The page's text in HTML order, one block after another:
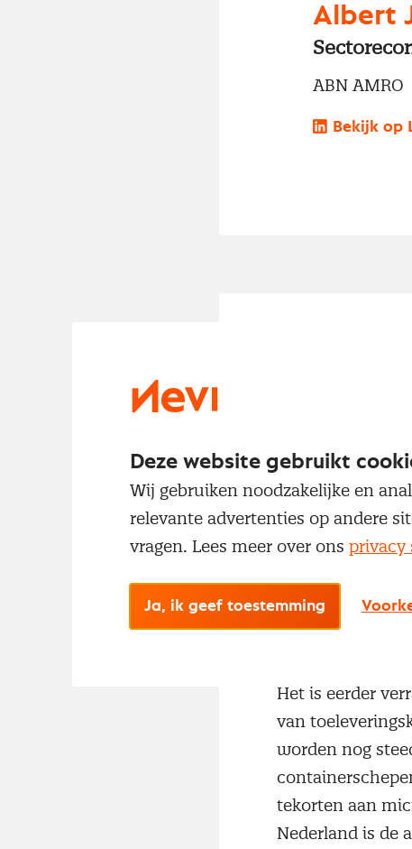
Albert
ABN AMRO
Bekijk op
dan gedurende
Nederlandse
erop duidt dat
verrassing. De
Het is eerder
van
worden nog
tekorten aan
Nederland is de
Deze website gebruikt
Wij gebruiken noodzakelijke en
relevante advertenties op andere
vragen. Lees meer over ons privacy
Ja, ik geef toestemming